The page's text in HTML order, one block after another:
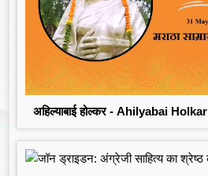
अहिल्याबाई होल्कर - Ahilyabai Holkar